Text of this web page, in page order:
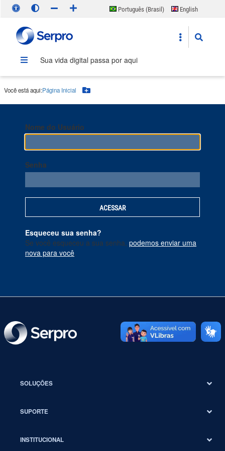
Português (Brasil)
English
Sua vida digital passa por aqui
Você está aqui:Página Inicial Botão Menu
Nome do Usuário
Senha
Esqueceu sua senha?
Se você esqueceu a sua senha, podemos enviar uma
nova para você
SOLUÇÕES
SUPORTE
INSTITUCIONAL